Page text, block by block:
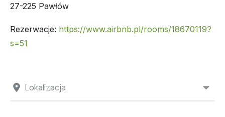
Lokalizacja
27-225 Pawłów
Rezerwacje: https://www.airbnb.pl/rooms/18670119?
s=51